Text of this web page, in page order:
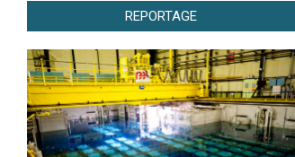
REPORTAGE